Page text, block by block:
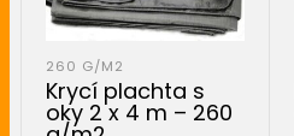
260 G/M2
Krycí plachta s
oky 2 x 4 m – 260